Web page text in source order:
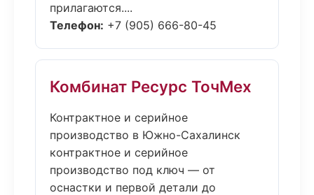
прилагаются....
Телефон: +7 (905) 666-80-45
Комбинат Ресурс ТочМех
Контрактное и серийное
производство в Южно-Сахалинск
контрактное и серийное
производство под ключ — от
оснастки и первой детали до